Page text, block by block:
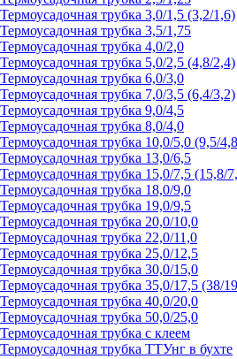
Термоусадочная трубка 3,0/1,5 (3,2/1,6)
Термоусадочная трубка 3,5/1,75
Термоусадочная трубка 4,0/2,0
Термоусадочная трубка 5,0/2,5 (4,8/2,4)
Термоусадочная трубка 6,0/3,0
Термоусадочная трубка 7,0/3,5 (6,4/3,2)
Термоусадочная трубка 9,0/4,5
Термоусадочная трубка 8,0/4,0
Термоусадочная трубка 10,0/5,0 (9,5/
Термоусадочная трубка 13,0/6,5
Термоусадочная трубка 15,0/7,5 (15,8/
Термоусадочная трубка 18,0/9,0
Термоусадочная трубка 19,0/9,5
Термоусадочная трубка 20,0/10,0
Термоусадочная трубка 22,0/11,0
Термоусадочная трубка 25,0/12,5
Термоусадочная трубка 30,0/15,0
Термоусадочная трубка 35,0/17,5 (38/
Термоусадочная трубка 40,0/20,0
Термоусадочная трубка 50,0/25,0
Термоусадочная трубка с клеем
Термоусадочная трубка ТТУнг в бухте